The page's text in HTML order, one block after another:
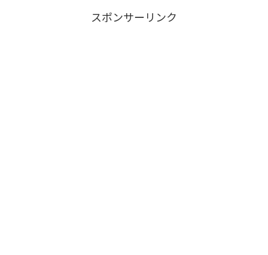
スポンサーリンク